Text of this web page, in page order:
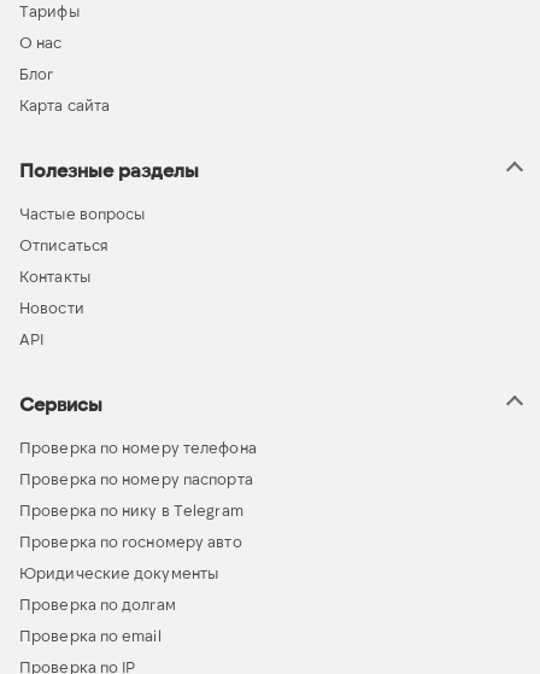
Тарифы
О нас
Блог
Карта сайта
Полезные разделы
Частые вопросы
Отписаться
Контакты
Новости
API
Сервисы
Проверка по номеру телефона
Проверка по номеру паспорта
Проверка по нику в Telegram
Проверка по госномеру авто
Юридические документы
Проверка по долгам
Проверка по email
Проверка по IP